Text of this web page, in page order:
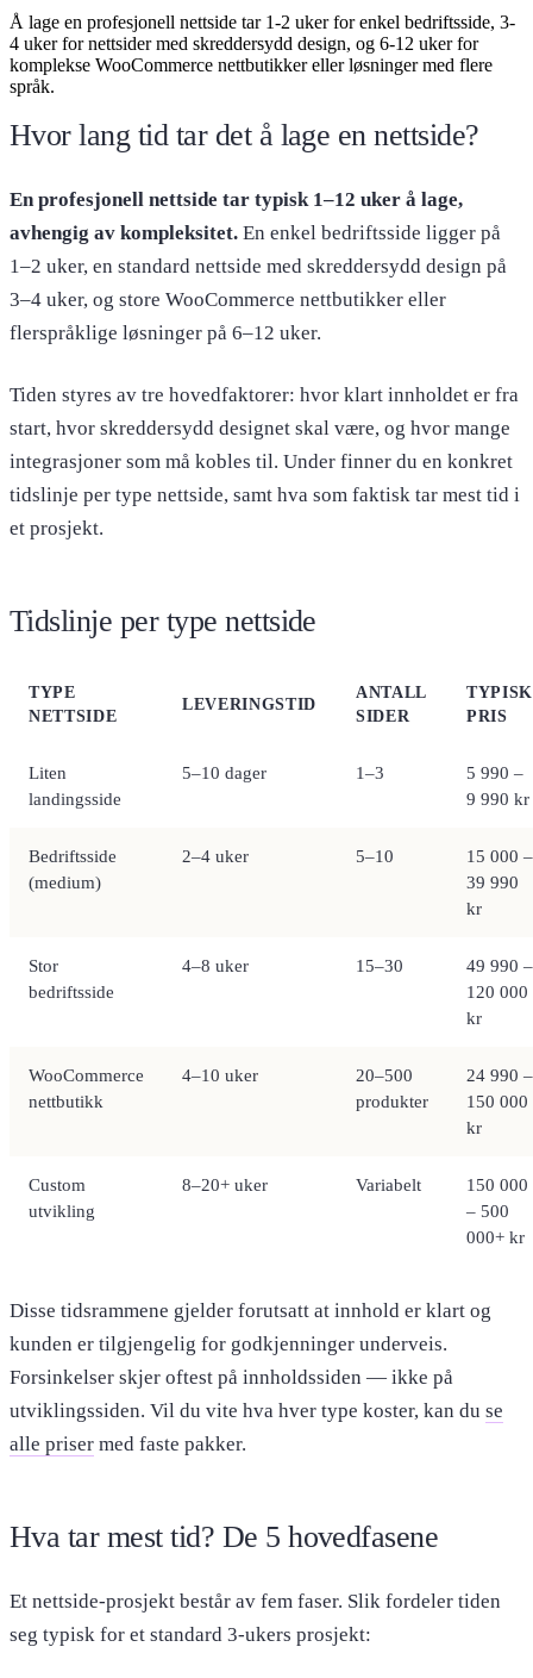
Å lage en profesjonell nettside tar 1-2 uker for enkel bedriftsside, 3-
4 uker for nettsider med skreddersydd design, og 6-12 uker for
komplekse WooCommerce nettbutikker eller løsninger med flere
språk.
Hvor lang tid tar det å lage en nettside?
En profesjonell nettside tar typisk 1–12 uker å lage,
avhengig av kompleksitet. En enkel bedriftsside ligger på
1–2 uker, en standard nettside med skreddersydd design på
3–4 uker, og store WooCommerce nettbutikker eller
flerspråklige løsninger på 6–12 uker.
Tiden styres av tre hovedfaktorer: hvor klart innholdet er fra
start, hvor skreddersydd designet skal være, og hvor mange
integrasjoner som må kobles til. Under finner du en konkret
tidslinje per type nettside, samt hva som faktisk tar mest tid i
et prosjekt.
Tidslinje per type nettside
TYPE
NETTSIDE
LEVERINGSTID
ANTALL
SIDER
TYPISK
PRIS
Liten
landingsside
5–10 dager 1–3
5 990 –
9 990 kr
Bedriftsside
(medium)
2–4 uker 5–10
15 000 –
39 990
kr
Stor
bedriftsside
4–8 uker 15–30
49 990 –
120 000
kr
WooCommerce
nettbutikk
4–10 uker
20–500
produkter
24 990 –
150 000
kr
Custom
utvikling
8–20+ uker Variabelt
150 000
– 500
000+ kr
Disse tidsrammene gjelder forutsatt at innhold er klart og
kunden er tilgjengelig for godkjenninger underveis.
Forsinkelser skjer oftest på innholdssiden — ikke på
utviklingssiden. Vil du vite hva hver type koster, kan du se
alle priser med faste pakker.
Hva tar mest tid? De 5 hovedfasene
Et nettside-prosjekt består av fem faser. Slik fordeler tiden
seg typisk for et standard 3-ukers prosjekt: